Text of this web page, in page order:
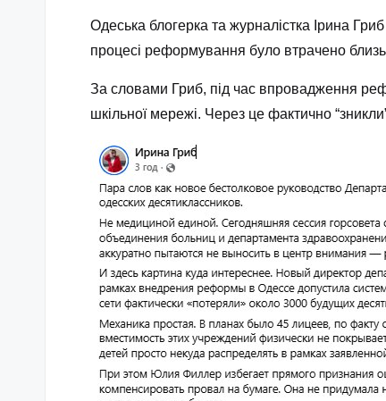
Одеська блогерка та журналістка Ірина
процесі реформування було втрачено
За словами Гриб, під час впровадження
шкільної мережі. Через це фактично